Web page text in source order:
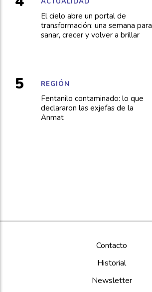
El cielo abre un portal de
transformación: una semana para
sanar, crecer y volver a brillar
Fentanilo contaminado: lo que
declararon las exjefas de la
Anmat
REGIÓN
Contacto
Historial
Newsletter